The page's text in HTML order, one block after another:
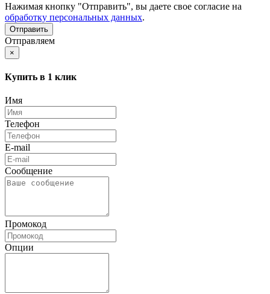
Нажимая кнопку "Отправить", вы даете свое согласие на
обработку персональных данных.
Отправляем
×
Купить в 1 клик
Имя
Телефон
E-mail
Сообщение
Промокод
Опции